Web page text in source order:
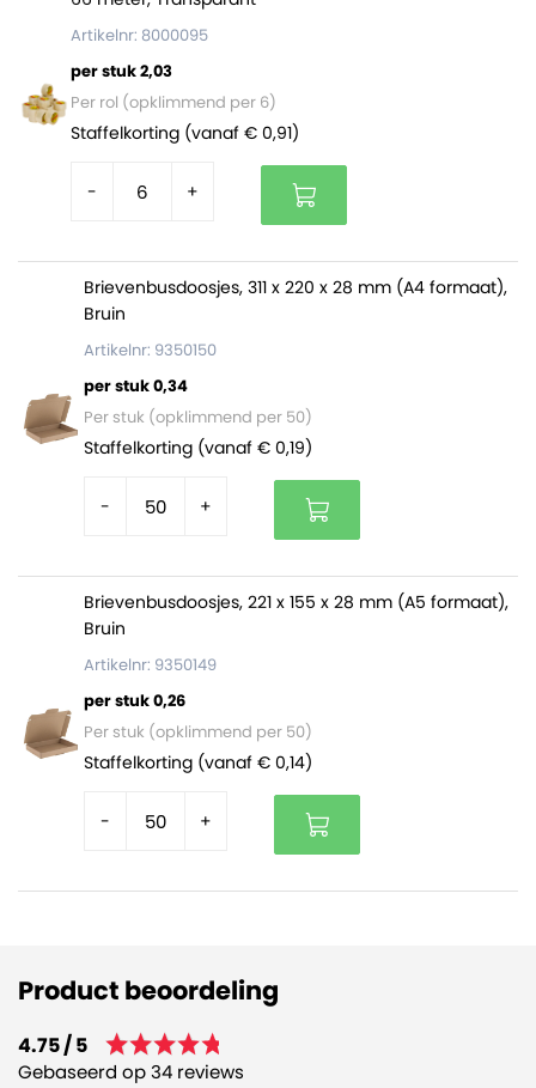
Artikelnr: 8000095
per stuk 2,03
Per rol (opklimmend per 6)
Staffelkorting (vanaf € 0,91)
- +
Brievenbusdoosjes, 311 x 220 x 28 mm (A4 formaat),
Bruin
Artikelnr: 9350150
per stuk 0,34
Per stuk (opklimmend per 50)
Staffelkorting (vanaf € 0,19)
- +
Brievenbusdoosjes, 221 x 155 x 28 mm (A5 formaat),
Bruin
Artikelnr: 9350149
per stuk 0,26
Per stuk (opklimmend per 50)
Staffelkorting (vanaf € 0,14)
- +
Product beoordeling
4.75 / 5
Gebaseerd op 34 reviews